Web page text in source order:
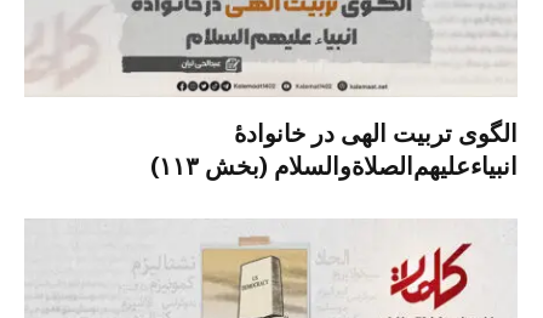
الگوی تربیت الهی در خانوادۀ
انبیاءعلیهم‌الصلاةو‌السلام (بخش ۱۱۳)